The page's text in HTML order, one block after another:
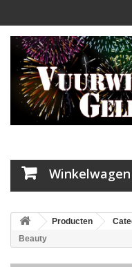
Winkelwagen
Producten
Beauty